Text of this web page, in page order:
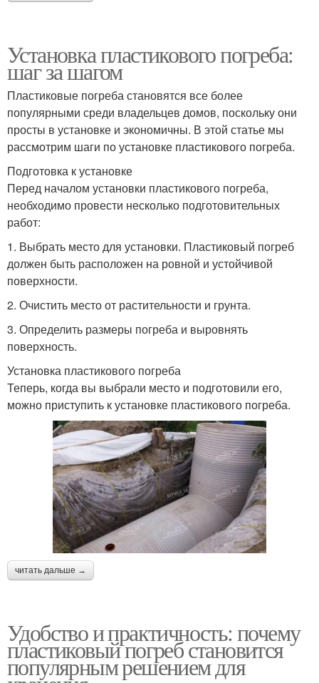
Установка пластикового погреба:
шаг за шагом
Пластиковые погреба становятся все более
популярными среди владельцев домов, поскольку они
просты в установке и экономичны. В этой статье мы
рассмотрим шаги по установке пластикового погреба.
Подготовка к установке
Перед началом установки пластикового погреба,
необходимо провести несколько подготовительных
работ:
1. Выбрать место для установки. Пластиковый погреб
должен быть расположен на ровной и устойчивой
поверхности.
2. Очистить место от растительности и грунта.
3. Определить размеры погреба и выровнять
поверхность.
Установка пластикового погреба
Теперь, когда вы выбрали место и подготовили его,
можно приступить к установке пластикового погреба.
читать дальше →
Удобство и практичность: почему
пластиковый погреб становится
популярным решением для